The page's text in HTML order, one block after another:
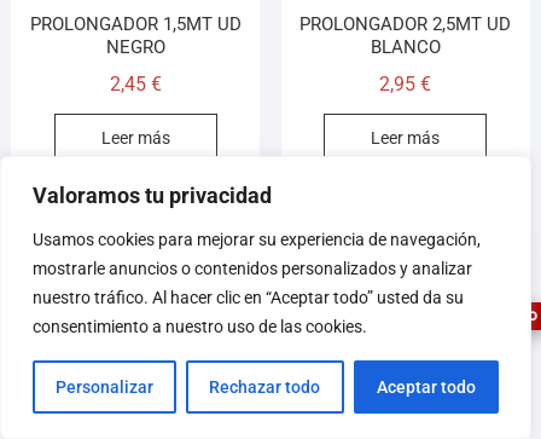
Valoramos tu privacidad
Usamos cookies para mejorar su experiencia de navegación,
mostrarle anuncios o contenidos personalizados y analizar
nuestro tráfico. Al hacer clic en “Aceptar todo” usted da su
consentimiento a nuestro uso de las cookies.
Personalizar Rechazar todo Aceptar todo
PROLONGADOR 1,5MT UD
NEGRO
2,45 €
Leer más
PROLONGADOR 2,5MT UD
BLANCO
2,95€
Leer más
ASESOR FERRETERO